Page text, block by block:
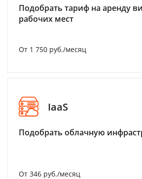
Подобрать тариф на аренду
рабочих мест
От 1 750 руб./месяц
IaaS
Подобрать облачную
От 346 руб./месяц